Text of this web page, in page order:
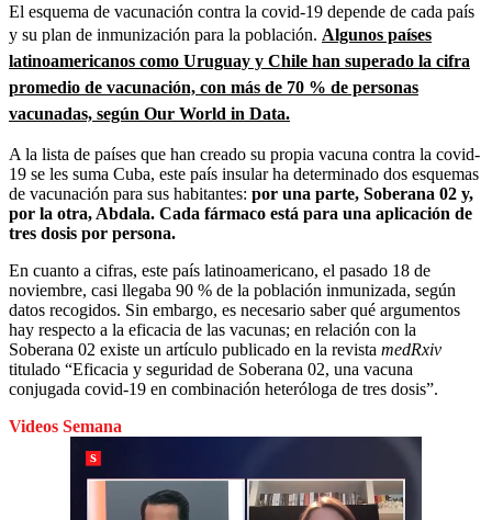
El esquema de vacunación contra la covid-19 depende de cada país
y su plan de inmunización para la población. Algunos países
latinoamericanos como Uruguay y Chile han superado la cifra
promedio de vacunación, con más de 70 % de personas
vacunadas, según Our World in Data.
A la lista de países que han creado su propia vacuna contra la covid-
19 se les suma Cuba, este país insular ha determinado dos esquemas
de vacunación para sus habitantes: por una parte, Soberana 02 y,
por la otra, Abdala. Cada fármaco está para una aplicación de
tres dosis por persona.
En cuanto a cifras, este país latinoamericano, el pasado 18 de
noviembre, casi llegaba 90 % de la población inmunizada, según
datos recogidos. Sin embargo, es necesario saber qué argumentos
hay respecto a la eficacia de las vacunas; en relación con la
Soberana 02 existe un artículo publicado en la revista medRxiv
titulado “Eficacia y seguridad de Soberana 02, una vacuna
conjugada covid-19 en combinación heteróloga de tres dosis”.
Videos Semana